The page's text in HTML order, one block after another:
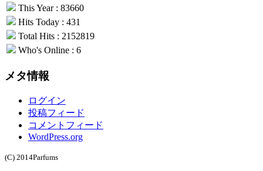
This Year : 83660
Hits Today : 431
Total Hits : 2152819
Who's Online : 6
メタ情報
ログイン
投稿フィード
コメントフィード
WordPress.org
(C) 2014Parfums